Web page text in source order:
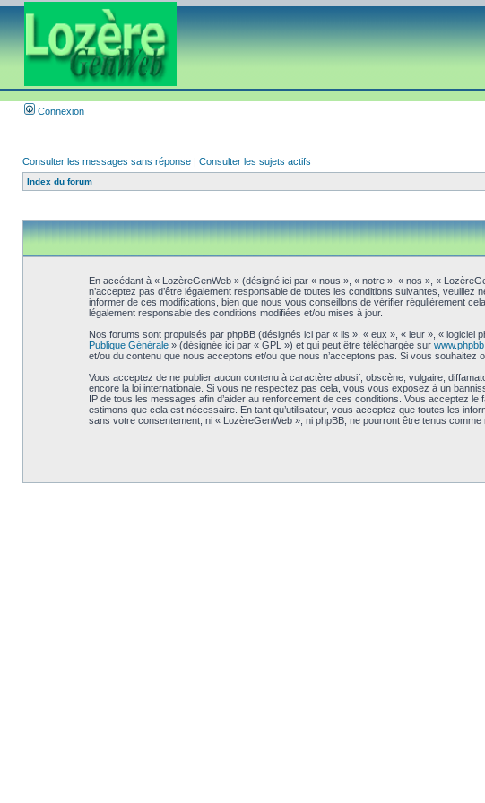
Connexion
Consulter les messages sans réponse | Consulter les sujets actifs
Index du forum
En accédant à « LozèreGenWeb » (désigné ici par « nous », « notre », « nos », «
n’acceptez pas d’être légalement responsable de toutes les conditions suivantes,
informer de ces modifications, bien que nous vous conseillons de vérifier régulièrement
légalement responsable des conditions modifiées et/ou mises à jour.
Nos forums sont propulsés par phpBB (désignés ici par « ils », « eux », « leur », «
Publique Générale» (désignée ici par « GPL ») et qui peut être téléchargée sur
et/ou du contenu que nous acceptons et/ou que nous n’acceptons pas. Si vous
Vous acceptez de ne publier aucun contenu à caractère abusif, obscène, vulgaire,
encore la loi internationale. Si vous ne respectez pas cela, vous vous exposez à un
IP de tous les messages afin d’aider au renforcement de ces conditions. Vous acceptez le
estimons que cela est nécessaire. En tant qu’utilisateur, vous acceptez que toutes les
sans votre consentement, ni « LozèreGenWeb », ni phpBB, ne pourront être tenus